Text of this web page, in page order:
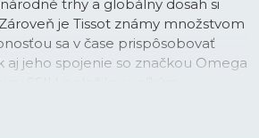
trhy a globálny dosah si
je Tissot známy množstvom
sa v čase prispôsobovať
aj jeho spojenie so značkou Omega
neskôr sformované